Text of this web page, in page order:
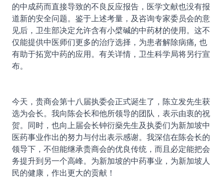
的中成药而直接导致的不良反应报告，医学文献也没有报
道新的安全问题。鉴于上述考量，及咨询专家委员会的意
见后，卫生部决定允许含有小檗碱的中药材的使用。这不
仅能提供中医师们更多的治疗选择，为患者解除病痛, 也
有助于拓宽中药的应用。有关详情，卫生科学局将另行宣
布。
今天，贵商会第十八届执委会正式诞生了，陈立发先生获
选为会长。我向陈会长和他所领导的团队，表示由衷的祝
贺。同时，也向上届会长钟衍燊先生及执委们为新加坡中
医药事业作出的努力与付出表示感谢。我深信在陈会长的
领导下，不但能继承贵商会的优良传统，而且必定能把会
务提升到另一个高峰。为新加坡的中药事业，为新加坡人
民的健康，作出更大的贡献！